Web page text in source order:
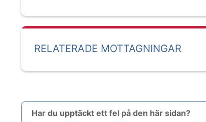
RELATERADE MOTTAGNINGAR
Har du upptäckt ett fel på den här sidan?